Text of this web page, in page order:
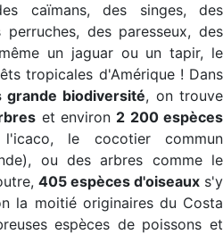
caïmans, des singes, des
des paresseux, des
un jaguar ou un tapir, le
tropicales d'Amérique ! Dans
grande biodiversité, on trouve
et environ 2 200 espèces
le cocotier commun
ou des arbres comme le
405 espèces d'oiseauxs'y
la moitié originaires du Costa
espèces de poissons et